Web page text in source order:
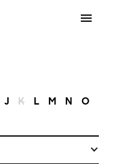
J K L M N O